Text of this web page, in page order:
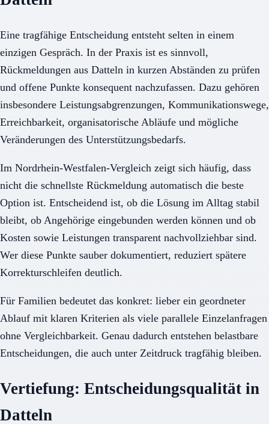
Eine tragfähige Entscheidung entsteht selten in einem
einzigen Gespräch. In der Praxis ist es sinnvoll,
Rückmeldungen aus Datteln in kurzen Abständen zu prüfen
und offene Punkte konsequent nachzufassen. Dazu gehören
insbesondere Leistungsabgrenzungen, Kommunikationswege,
Erreichbarkeit, organisatorische Abläufe und mögliche
Veränderungen des Unterstützungsbedarfs.
Im Nordrhein-Westfalen-Vergleich zeigt sich häufig, dass
nicht die schnellste Rückmeldung automatisch die beste
Option ist. Entscheidend ist, ob die Lösung im Alltag stabil
bleibt, ob Angehörige eingebunden werden können und ob
Kosten sowie Leistungen transparent nachvollziehbar sind.
Wer diese Punkte sauber dokumentiert, reduziert spätere
Korrekturschleifen deutlich.
Für Familien bedeutet das konkret: lieber ein geordneter
Ablauf mit klaren Kriterien als viele parallele Einzelanfragen
ohne Vergleichbarkeit. Genau dadurch entstehen belastbare
Entscheidungen, die auch unter Zeitdruck tragfähig bleiben.
Vertiefung: Entscheidungsqualität in
Datteln